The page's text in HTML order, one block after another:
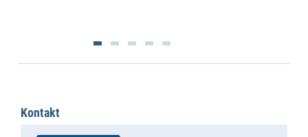
Kontakt